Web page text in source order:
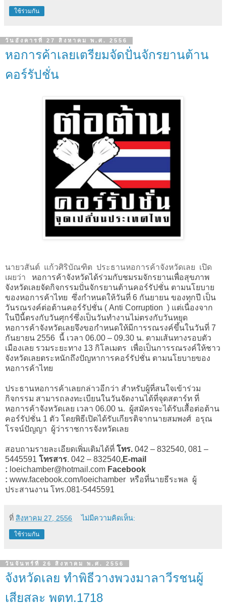
ใช้ร่วมกัน
วันอังคารที่ 27 สิงหาคม พ.ศ. 2556
หอการค้าเลยเตรียมจัดปั่นจักรยานต้าน
คอร์รัปชั่น
นายวสันต์ แก้วศิริบัณฑิต ประธานหอการค้าจังหวัดเลย เปิด
เผยว่า หอการค้าจังหวัดได้ร่วมกับชมรมจักรยานเพื่อสุขภาพ
จังหวัดเลยจัดกิจกรรมปั่นจักรยานต้านคอร์รัปชั่น ตามนโยบาย
ของหอการค้าไทย ซึ่งกำหนดให้วันที่ 6 กันยายน ของทุกปี เป็น
วันรณรงค์ต่อต้านคอร์รัปชั่น ( Anti Corruption ) แต่เนื่องจาก
ในปีนี้ตรงกับวันศุกร์ซึ่งเป็นวันทำงานไม่ตรงกับวันหยุด
หอการค้าจังหวัดเลยจึงขอกำหนดให้มีการรณรงค์ขึ้นในวันที่ 7
กันยายน 2556 นี้ เวลา 06.00 – 09.30 น. ตามเส้นทางรอบตัว
เมืองเลย รวมระยะทาง 13 กิโลเมตร เพื่อเป็นการรณรงค์ให้ชาว
จังหวัดเลยตระหนักถึงปัญหาการคอร์รัปชั่น ตามนโยบายของ
หอการค้าไทย
ประธานหอการค้าเลยกล่าวอีกว่า สำหรับผู้ที่สนใจเข้าร่วม
กิจกรรม สามารถลงทะเบียนในวันจัดงานได้ที่จุดสตาร์ท ที่
หอการค้าจังหวัดเลย เวลา 06.00 น. ผู้สมัครจะได้รับเสื้อต่อต้าน
คอร์รัปชั่น 1 ตัว โดยพิธีเปิดได้รับเกียรติจากนายสมพงศ์ อรุณ
โรจน์ปัญญา ผู้ว่าราชการจังหวัดเลย
สอบถามรายละเอียดเพิ่มเติมได้ที่ โทร. 042 – 832540, 081 –
5445591 โทรสาร. 042 – 832540,E-mail
: loeichamber@hotmail.com Facebook
: www.facebook.com/loeichamber หรือที่นายธีระพล ผู้
ประสานงาน โทร.081-5445591
ที่ สิงหาคม 27, 2556 ไม่มีความคิดเห็น:
ใช้ร่วมกัน
วันจันทร์ที่ 26 สิงหาคม พ.ศ. 2556
จังหวัดเลย ทำพิธีวางพวงมาลาวีรชนผู้
เสียสละ พตท.1718